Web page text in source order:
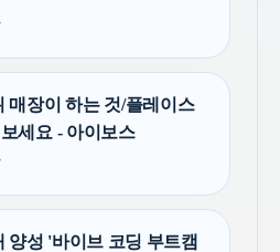
매장이 하는 것/플레이스
세요 - 아이보스
양성 '바이브 코딩 부트캠